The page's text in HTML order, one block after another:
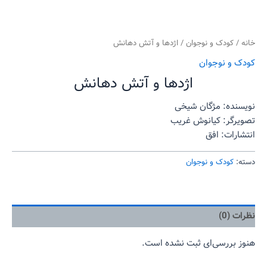
خانه/کودک و نوجوان/ اژدها و آتش دهانش
کودک و نوجوان
اژدها و آتش دهانش
نویسنده: مژگان شیخی
تصویرگر: کیانوش غریب
انتشارات: افق
دسته: کودک و نوجوان
نظرات (0)
هنوز بررسی‌ای ثبت نشده است.